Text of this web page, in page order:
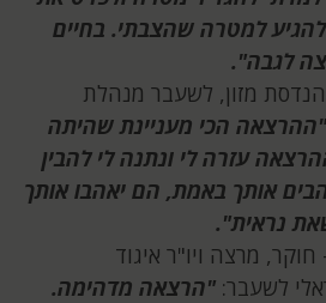
למטרה שהצבתי. בחיים
לגבה".
מזון, לשעבר מנהלת
"ההרצאה הכי מעניינת שהיתה
עזרה לי ונתנה לי להבין
אותך באמת, הם יאהבו אותך
נראית".
מרצה ויו"ר איגוד
לשעבר: "הרצאה מדהימה.